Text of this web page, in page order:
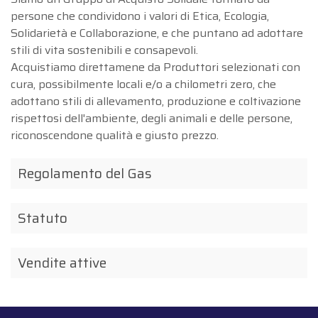
Choose view
Map view
Satellite
Terrain
Traffic conditions
Public transport
Show traffic incidents
persone che condividono i valori di Etica, Ecologia,
Solidarietà e Collaborazione, e che puntano ad adottare
stili di vita sostenibili e consapevoli.
Acquistiamo direttamene da Produttori selezionati con
cura, possibilmente locali e/o a chilometri zero, che
adottano stili di allevamento, produzione e coltivazione
rispettosi dell'ambiente, degli animali e delle persone,
riconoscendone qualità e giusto prezzo.
Regolamento del Gas
Statuto
Vendite attive